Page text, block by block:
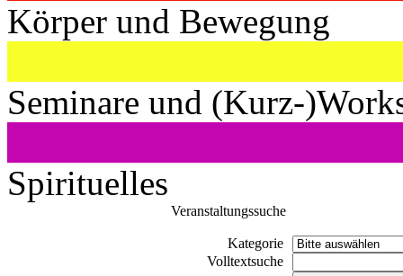
Körper und Bewegung
Seminare und (Kurz-
Spirituelles
Veranstaltungssuche
Kategorie
Volltextsuche